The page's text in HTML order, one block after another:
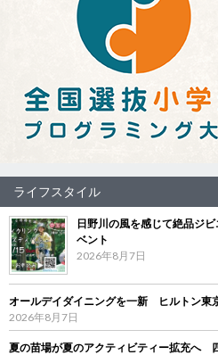
ライフスタイル
日野川の風を感じて絶品ジ
ベント
2026年8月7日
オールデイダイニングを一新 ヒルトン東
2026年8月7日
夏の苗場が夏のアクティビティー拡充へ